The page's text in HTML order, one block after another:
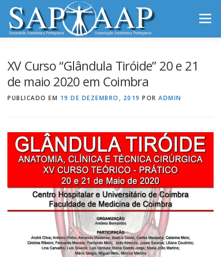
para
conteúdo
Menu
XV Curso “Glândula Tiróide” 20 e 21
de maio 2020 em Coimbra
PUBLICADO EM 19 DE DEZEMBRO, 2019 POR ADMIN